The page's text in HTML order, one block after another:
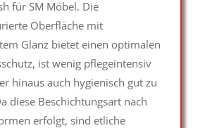
für SM Möbel. Die
Oberfläche mit
Glanz bietet einen optimalen
ist wenig pflegeintensiv
hinaus auch hygienisch gut zu
diese Beschichtungsart nach
erfolgt, sind etliche